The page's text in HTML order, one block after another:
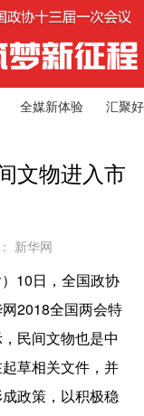
全媒新体验 汇聚
文物进入市
新华网
10日，全国政协
2018全国两会特
民间文物也是中
草相关文件，并
政策，以积极稳